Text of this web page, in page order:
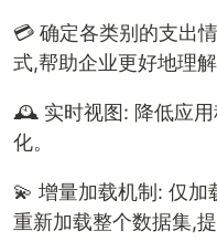
💳 确定各类别的支出
式,帮助企业更好地理
🕰️ 实时视图: 降低应用
化。
💫 增量加载机制: 仅加
重新加载整个数据集,